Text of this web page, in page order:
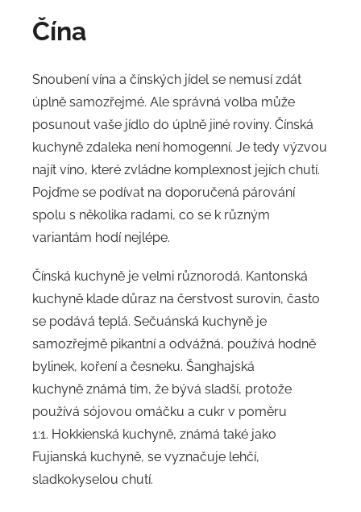
Čína
Snoubení vína a čínských jídel se nemusí zdát
úplně samozřejmé. Ale správná volba může
posunout vaše jídlo do úplně jiné roviny. Čínská
kuchyně zdaleka není homogenní. Je tedy výzvou
najít víno, které zvládne komplexnost jejích chutí.
Pojďme se podívat na doporučená párování
spolu s několika radami, co se k různým
variantám hodí nejlépe.
Čínská kuchyně je velmi různorodá. Kantonská
kuchyně klade důraz na čerstvost surovin, často
se podává teplá. Sečuánská kuchyně je
samozřejmě pikantní a odvážná, používá hodně
bylinek, koření a česneku. Šanghajská
kuchyně známá tím, že bývá sladší, protože
používá sójovou omáčku a cukr v poměru
1:1. Hokkienská kuchyně, známá také jako
Fujianská kuchyně, se vyznačuje lehčí,
sladkokyselou chutí.